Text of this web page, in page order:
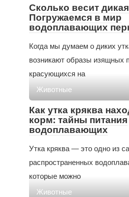
Сколько весит
Погружаемся в мир
водоплавающих
Когда мы думаем о диких
возникают образы изящных
красующихся на
Животные
Как утка кряква
корм: тайны питания
водоплавающих
Утка кряква — это одно из
распространенных
которые можно
Животные